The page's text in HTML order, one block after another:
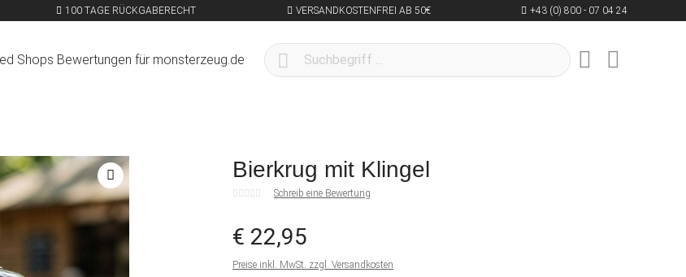
100 TAGE RÜCKGABERECHT VERSANDKOSTENFREI AB 50€ +43 (0) 800 - 07 04 24
Bierkrug mit Klingel
Schreib eine Bewertung
€ 22,95
Preise inkl. MwSt. zzgl. Versandkosten